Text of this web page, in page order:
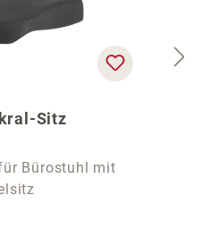
Sitz
Bürostuhl mit